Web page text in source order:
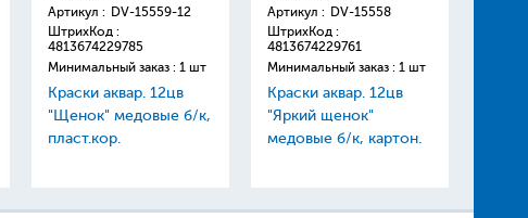
Артикул : DV-15559-12
ШтрихКод :
4813674229785
Минимальный заказ : 1 шт
Краски аквар. 12цв
"Щенок" медовые б/к,
пласт.кор.
Артикул : DV-15558
ШтрихКод :
4813674229761
Минимальный заказ : 1 шт
Краски аквар. 12цв
"Яркий щенок"
медовые б/к, картон.